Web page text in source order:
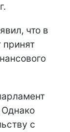
что в
принят
Однако
с